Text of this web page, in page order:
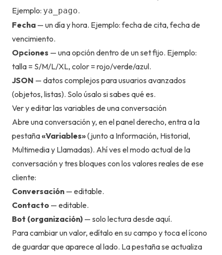
Ejemplo: ya_pago.
Fecha — un día y hora. Ejemplo: fecha de cita, fecha de
vencimiento.
Opciones — una opción dentro de un set fijo. Ejemplo:
talla = S/M/L/XL, color = rojo/verde/azul.
JSON — datos complejos para usuarios avanzados
(objetos, listas). Solo úsalo si sabes qué es.
Ver y editar las variables de una conversación
Abre una conversación y, en el panel derecho, entra a la
pestaña«Variables»(junto a Información, Historial,
Multimedia y Llamadas). Ahí ves el modo actual de la
conversación y tres bloques con los valores reales de ese
cliente:
Conversación — editable.
Contacto — editable.
Bot (organización) — solo lectura desde aquí.
Para cambiar un valor, edítalo en su campo y toca el ícono
de guardar que aparece al lado. La pestaña se actualiza